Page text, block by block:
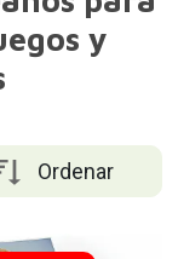
y
Ordenar